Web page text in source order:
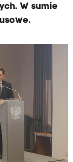
W sumie